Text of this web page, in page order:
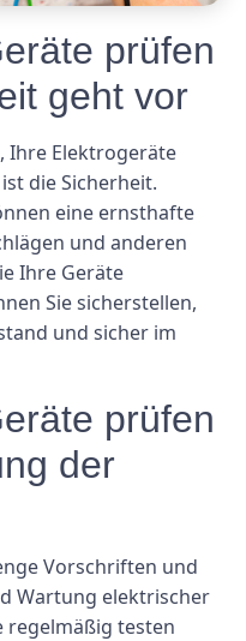
prüfen
geht vor
Ihre Elektrogeräte
die Sicherheit.
eine ernsthafte
und anderen
Ihre Geräte
Sie sicherstellen,
und sicher im
prüfen
der
Vorschriften und
Wartung elektrischer
regelmäßig testen